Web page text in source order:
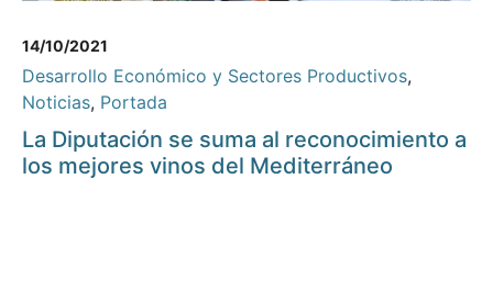
14/10/2021
Desarrollo Económico y Sectores Productivos,
Noticias, Portada
La Diputación se suma al reconocimiento a
los mejores vinos del Mediterráneo